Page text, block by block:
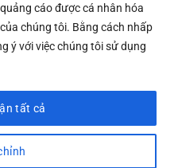
cáo được cá nhân hóa
chúng tôi. Bằng cách nhấp
ý với việc chúng tôi sử dụng
tất cả
- Số ĐKKD: 0108783483
Hoạch và Đầu Tư Tp. Hà
All Rights Reserved